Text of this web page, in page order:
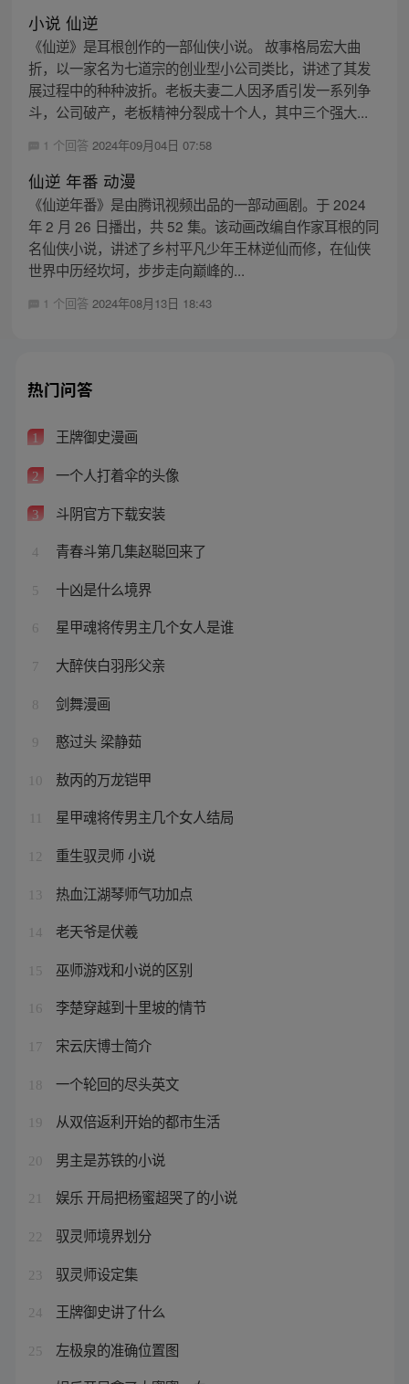
小说 仙逆
《仙逆》是耳根创作的一部仙侠小说。 故事格局宏大曲
折，以一家名为七道宗的创业型小公司类比，讲述了其发
展过程中的种种波折。老板夫妻二人因矛盾引发一系列争
斗，公司破产，老板精神分裂成十个人，其中三个强大...
1 个回答 2024年09月04日 07:58
仙逆 年番 动漫
《仙逆年番》是由腾讯视频出品的一部动画剧。于 2024
年 2 月 26 日播出，共 52 集。该动画改编自作家耳根的同
名仙侠小说，讲述了乡村平凡少年王林逆仙而修，在仙侠
世界中历经坎坷，步步走向巅峰的...
1 个回答 2024年08月13日 18:43
热门问答
1 王牌御史漫画
2 一个人打着伞的头像
3 斗阴官方下载安装
4 青春斗第几集赵聪回来了
5 十凶是什么境界
6 星甲魂将传男主几个女人是谁
7 大醉侠白羽彤父亲
8 剑舞漫画
9 憨过头 梁静茹
10 敖丙的万龙铠甲
星甲魂将传男主几个女人结局
12 重生驭灵师 小说
13 热血江湖琴师气功加点
14 老天爷是伏羲
15 巫师游戏和小说的区别
16 李楚穿越到十里坡的情节
17 宋云庆博士简介
18 一个轮回的尽头英文
19 从双倍返利开始的都市生活
20 男主是苏铁的小说
21 娱乐 开局把杨蜜超哭了的小说
22 驭灵师境界划分
23 驭灵师设定集
24 王牌御史讲了什么
25 左极泉的准确位置图